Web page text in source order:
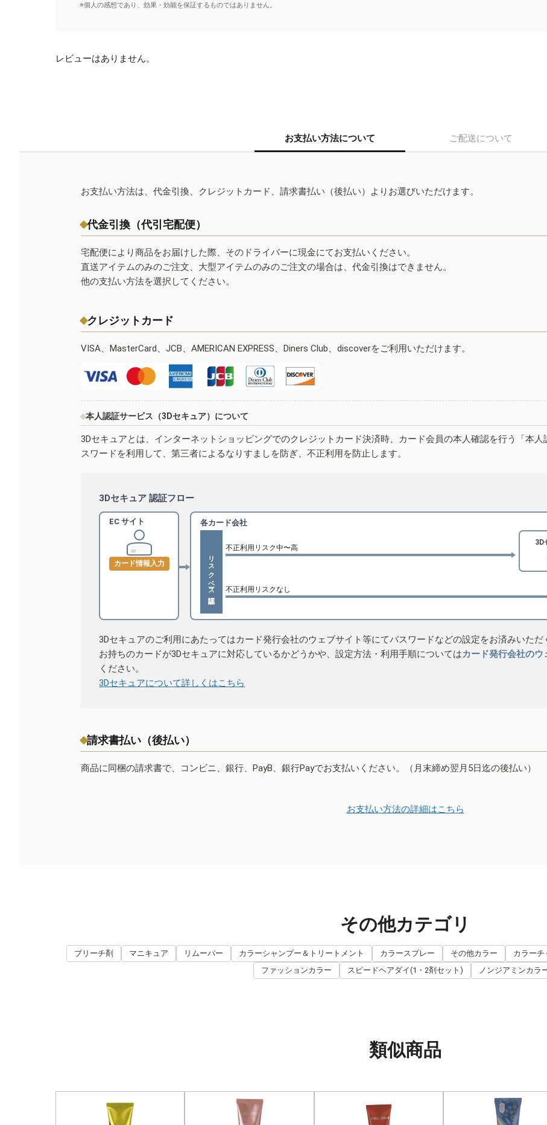
※個人の感想であり、効果・効能を保証するものではありません。
レビューはありません。
お支払い方法について ご配送について
お支払い方法は、代金引換、クレジットカード、請求書払い（後払い）よりお選びいただけます。
代金引換（代引宅配便）
宅配便により商品をお届けした際、そのドライバーに現金にてお支払いください。
直送アイテムのみのご注文、大型アイテムのみのご注文の場合は、代金引換はできません。
他の支払い方法を選択してください。
クレジットカード
VISA、MasterCard、JCB、AMERICAN EXPRESS、Diners Club、discoverをご利用いただけます。
本人認証サービス（3Dセキュア）について
3Dセキュアとは、インターネットショッピングでのクレジットカード決済時、カード会員の本人確認を行う「本
スワードを利用して、第三者によるなりすましを防ぎ、不正利用を防止します。
3Dセキュア 認証フロー
EC サイト
カード情報入力
各カード会社
リスクベース認証
不正利用リスク中〜高
3D
不正利用リスクなし
3Dセキュアのご利用にあたってはカード発行会社のウェブサイト等にてパスワードなどの設定をお済みいただ
お持ちのカードが3Dセキュアに対応しているかどうかや、設定方法・利用手順についてはカード発行会社のウ
ください。
3Dセキュアについて詳しくはこちら
請求書払い（後払い）
商品に同梱の請求書で、コンビニ、銀行、PayB、銀行Payでお支払いください。（月末締め翌月5日迄の後払い）
お支払い方法の詳細はこちら
その他カテゴリ
ブリーチ剤 マニキュア リムーバー カラーシャンプー＆トリートメント カラースプレー その他カラー カラーチ
ファッションカラー
スピードヘアダイ(1・2剤セット) ノンジアミンカラ
類似商品